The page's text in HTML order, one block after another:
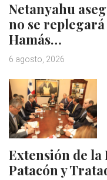
Netanyahu
no se replegará
Hamás…
6 agosto, 2026
Extensión de
Patacón y